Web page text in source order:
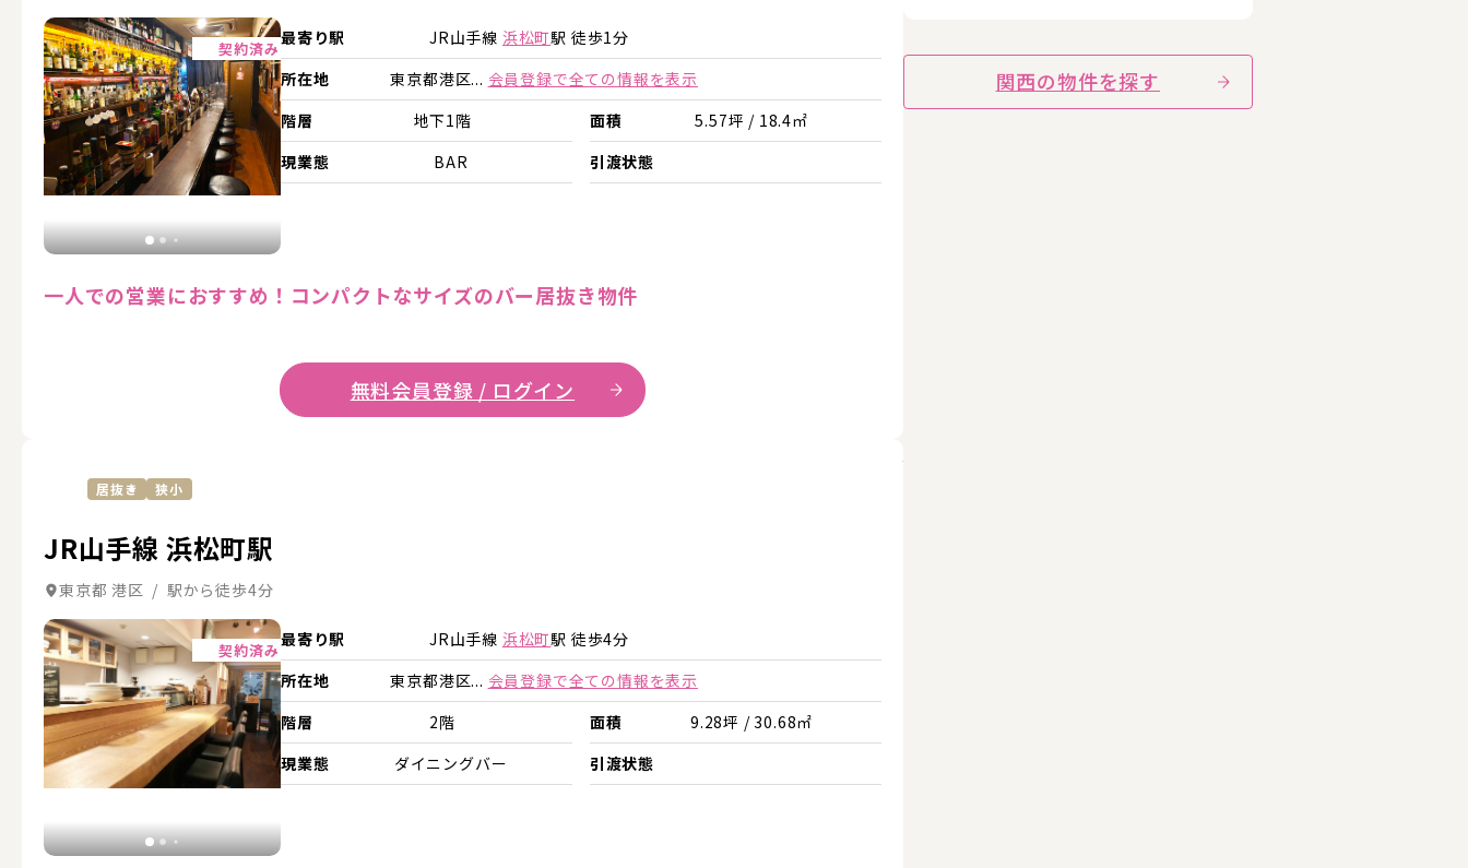
契約済み
詳細を見る 詳細を見る
最寄り駅 JR山手線 浜松町駅 徒歩1分
所在地
東京都港区... 会員登録で全ての情報を表示
階層
地下1階 面積
5.57坪 / 18.4㎡
現業態
BAR 引渡状態
一人での営業におすすめ！コンパクトなサイズのバー居抜き物件
無料会員登録 / ログイン
居抜き 狭小
JR山手線 浜松町駅
東京都 港区 / 駅から徒歩4分
契約済み
詳細を見る 詳細を見る
最寄り駅 JR山手線 浜松町駅 徒歩4分
所在地
東京都港区... 会員登録で全ての情報を表示
階層
2階 面積
9.28坪 / 30.68㎡
現業態
ダイニングバー 引渡状態
関西の物件を探す